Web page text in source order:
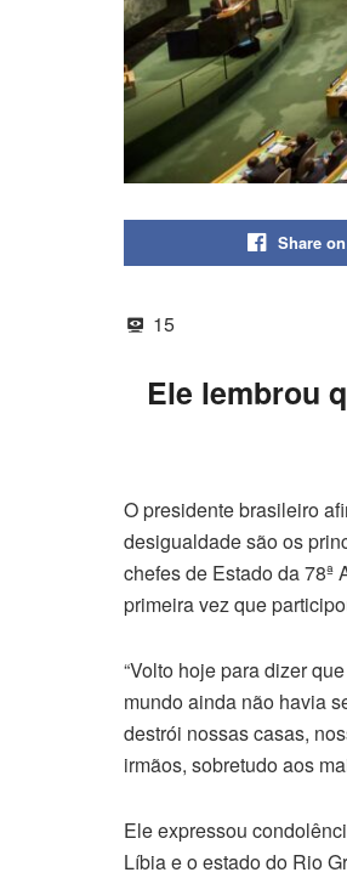
Share
15
Ele lembrou
O presidente brasileiro
desigualdade são os
chefes de Estado da 78ª
primeira vez que
“Volto hoje para dizer
mundo ainda não havia
destrói nossas casas,
irmãos, sobretudo aos
Ele expressou
Líbia e o estado do Rio